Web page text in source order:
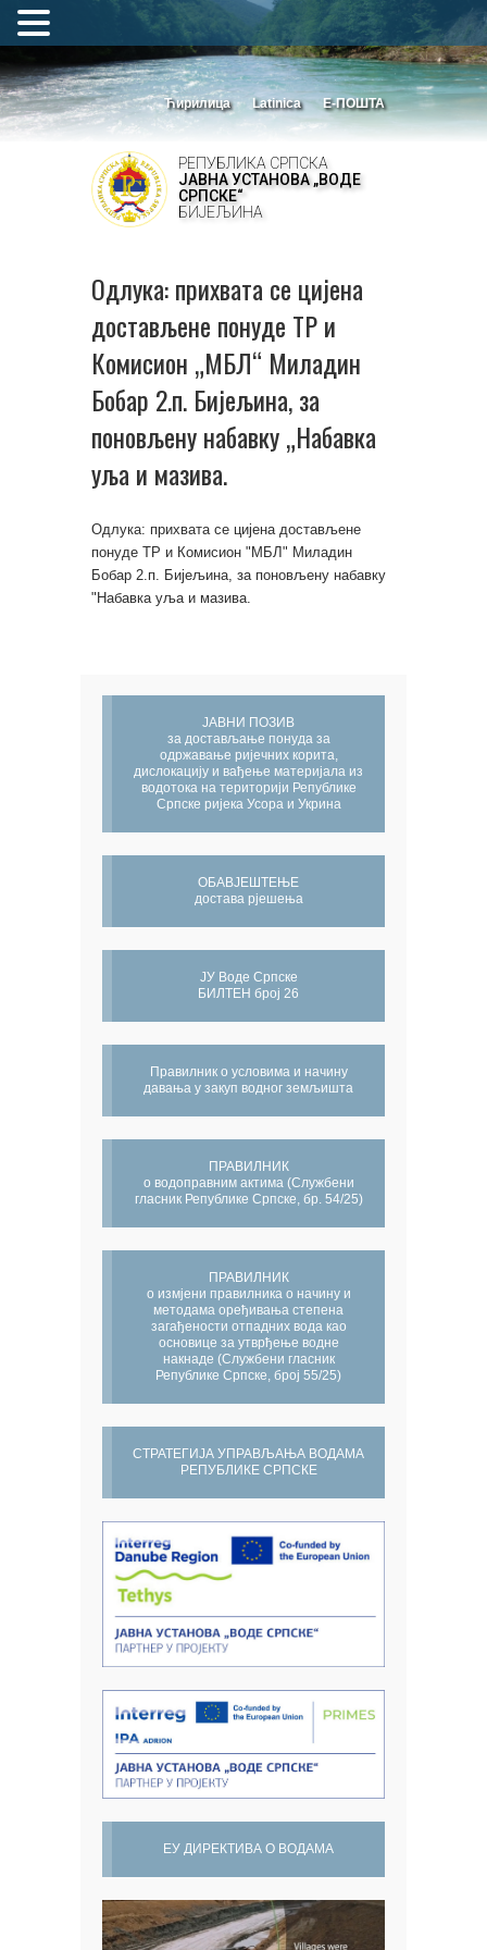
Ћирилица Latinica Е-ПОШТА
РЕПУБЛИКА СРПСКА
ЈАВНА УСТАНОВА „ВОДЕ
СРПСКЕ“
БИЈЕЉИНА
Одлука: прихвата се цијена
достављене понуде ТР и
Комисион „МБЛ“ Миладин
Бобар 2.п. Бијељина, за
поновљену набавку „Набавка
уља и мазива.
Одлука: прихвата се цијена достављене
понуде ТР и Комисион "МБЛ" Миладин
Бобар 2.п. Бијељина, за поновљену набавку
"Набавка уља и мазива.
ЈАВНИ ПОЗИВ
за достављање понуда за
одржавање ријечних корита,
дислокацију и вађење материјала из
водотока на територији Републике
Српске ријека Усора и Укрина
ОБАВЈЕШТЕЊЕ
достава рјешења
ЈУ Воде Српске
БИЛТЕН број 26
Правилник о условима и начину
давања у закуп водног земљишта
ПРАВИЛНИК
о водоправним актима (Службени
гласник Републике Српске, бр. 54/25)
ПРАВИЛНИК
о измјени правилника о начину и
методама оређивања степена
загађености отпадних вода као
основице за утврђење водне
накнаде (Службени гласник
Републике Српске, број 55/25)
СТРАТЕГИЈА УПРАВЉАЊА ВОДАМА
РЕПУБЛИКЕ СРПСКЕ
ЕУ ДИРЕКТИВА О ВОДАМА